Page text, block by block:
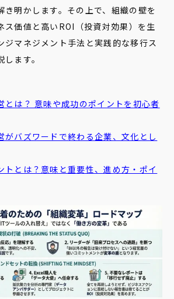
き明かします。その上で、組織の壁を
ス価値と高いROI（投資対効果）を生
ジマネジメント手法と実践的な移行ス
ます。
とは？ 意味や成功のポイントを初心者
がバズワードで終わる企業、文化とし
トとは？意味と重要性、進め方・ポイ